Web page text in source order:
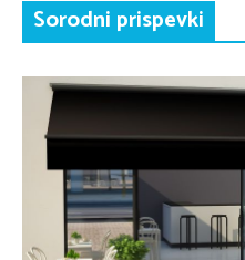
Sorodni prispevki